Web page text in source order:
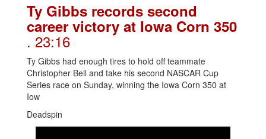
Ty Gibbs records second
career victory at Iowa Corn 350
. 23:16
Ty Gibbs had enough tires to hold off teammate
Christopher Bell and take his second NASCAR Cup
Series race on Sunday, winning the Iowa Corn 350 at
Iow
Deadspin